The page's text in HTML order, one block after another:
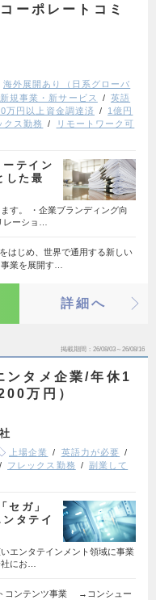
ーポレートコミ
海外展開あり（日系グローバ
新規事業・新サービス
英語
万円以上資金調達済
1億円
クス勤務
リモートワーク可
ーテイン
した最
す。 ・企業ブランディング向
レーショ…
はじめ、世界で通用する新しい
業を展開す…
詳細へ
掲載期間 26/08/03～26/08/16
ンタメ企業/年休1
万円）
上場企業
英語力が必要
フレックス勤務
副業して
ガ」
タテイ
エンタテインメント領域に事業
にお…
コンテンツ事業 →コンシュー